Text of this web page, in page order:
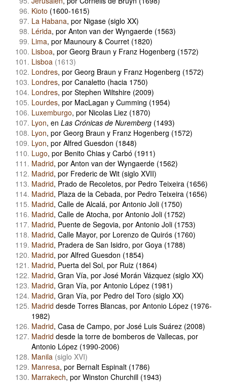
Kioto (1600-1615)
La Habana, por Nigase (siglo XX)
Lérida, por Anton van der Wyngaerde (1563)
Lima, por Maunoury & Courret (1820)
Lisboa, por Georg Braun y Franz Hogenberg (1572)
Lisboa (1613)
Londres, por Georg Braun y Franz Hogenberg (1572)
Londres, por Canaletto (hacia 1750)
Londres, por Stephen Wiltshire (2009)
Lourdes, por MacLagan y Cumming (1954)
Luxemburgo, por Nicolas Liez (1870)
Lyon, en Las Crónicas de Nuremberg (1493)
Lyon, por Georg Braun y Franz Hogenberg (1572)
Lyon, por Alfred Guesdon (1848)
Lugo, por Benito Chias y Carbó (1911)
Madrid, por Anton van der Wyngaerde (1562)
Madrid, por Frederic de Wit (siglo XVII)
Madrid, Prado de Recoletos, por Pedro Teixeira (1656)
Madrid, Plaza de la Cebada, por Pedro Teixeira (1656)
Madrid, Calle de Alcalá, por Antonio Joli (1750)
Madrid, Calle de Atocha, por Antonio Joli (1752)
Madrid, Puente de Segovia, por Antonio Joli (1753)
Madrid, Calle Mayor, por Lorenzo de Quirós (1760)
Madrid, Pradera de San Isidro, por Goya (1788)
Madrid, por Alfred Guesdon (1854)
Madrid, Puerta del Sol, por Ruiz (1864)
Madrid, Gran Vía, por José Morán Vázquez (siglo XX)
Madrid, Gran Vía, por Antonio López (1981)
Madrid, Gran Vía, por Pedro del Toro (siglo XX)
Madrid desde Torres Blancas, por Antonio López (1976-
1982)
Madrid, Casa de Campo, por José Luis Suárez (2008)
Madrid desde la torre de bomberos de Vallecas, por
Antonio López (1990-2006)
Manila (siglo XVI)
Manresa, por Bernalt Espinalt (1786)
Marrakech, por Winston Churchill (1943)